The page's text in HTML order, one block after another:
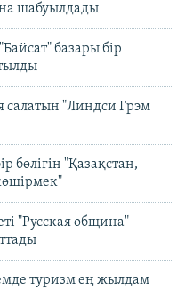
шабуылдады
базары бір
салатын "Линдси Грэм
бөлігін "Қазақстан,
"Русская община"
туризм ең жылдам